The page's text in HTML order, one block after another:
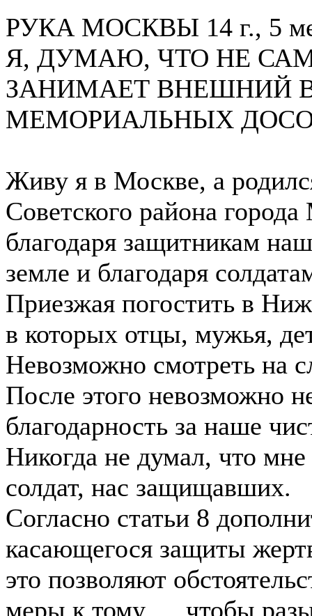
РУКА МОСКВЫ 14 г., 5
Я, ДУМАЮ, ЧТО НЕ
ЗАНИМАЕТ ВНЕШНИЙ
МЕМОРИАЛЬНЫХ
Живу я в Москве, а
Советского района
благодаря защитникам
земле и благодаря
Приезжая погостить в
в которых отцы, мужья,
Невозможно смотреть на
После этого невозможно
благодарность за наше
Никогда не думал, что
солдат, нас защищавших.
Согласно статьи 8
касающегося защиты
это позволяют
меры к тому…..чтобы